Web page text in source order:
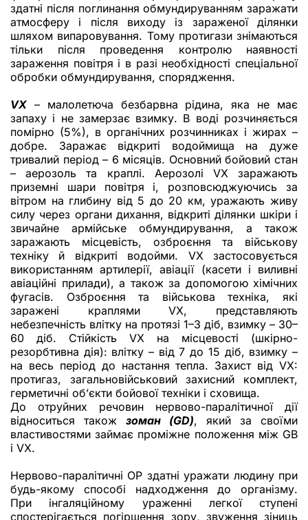
здатні після поглинання обмундируванням заражати
атмосферу і після виходу із зараженої ділянки
шляхом випаровування. Тому протигази знімаються
тільки після проведення контролю наявності
зараження повітря і в разі необхідності спеціальної
обробки обмундирування, спорядження.
VХ – малолетюча безбарвна рідина, яка не має
запаху і не замерзає взимку. В воді розчиняється
помірно (5%), в органічних розчинниках і жирах –
добре. Заражає відкриті водоймища на дуже
тривалий період – 6 місяців. Основний бойовий стан
– аерозоль та краплі. Аерозолі VX заражають
приземні шари повітря і, розповсюджуючись за
вітром на глибину від 5 до 20 км, уражають живу
силу через органи дихання, відкриті ділянки шкіри і
звичайне армійське обмундирування, а також
заражають місцевість, озброєння та військову
техніку й відкриті водойми. VX застосовується
використанням артилерії, авіації (касети і виливні
авіаційні прилади), а також за допомогою хімічних
фугасів. Озброєння та військова техніка, які
заражені краплями VX, представляють
небезпечність влітку на протязі 1–3 діб, взимку – 30–
60 діб. Стійкість VX на місцевості (шкірно-
резорбтивна дія): влітку – від 7 до 15 діб, взимку –
на весь період до настання тепла. Захист від VX:
протигаз, загальновійськовий захисний комплект,
герметичні об’єкти бойової техніки і сховища.
До отруйних речовин нервово-паралітичної дії
відноситься також зоман (GD), який за своїми
властивостями займає проміжне положення між GB
і VX.
Нервово-паралітичні ОР здатні уражати людину при
будь-якому способі надходження до організму.
При інгаляційному ураженні легкої ступені
спостерігається погіршення зору, звуження зіниць